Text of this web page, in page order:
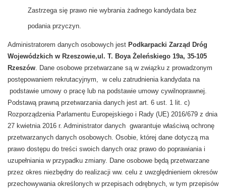
Zastrzega się prawo nie wybrania żadnego kandydata bez
podania przyczyn.
Administratorem danych osobowych jest Podkarpacki Zarząd Dróg
Wojewódzkich w Rzeszowie,ul. T. Boya Żeleńskiego 19a, 35-105
Rzeszów. Dane osobowe przetwarzane są w związku z prowadzonym
postępowaniem rekrutacyjnym, w celu zatrudnienia kandydata na
podstawie umowy o pracę lub na podstawie umowy cywilnoprawnej.
Podstawą prawną przetwarzania danych jest art. 6 ust. 1 lit. c)
Rozporządzenia Parlamentu Europejskiego i Rady (UE) 2016/679 z dnia
27 kwietnia 2016 r. Administrator danych gwarantuje właściwą ochronę
przetwarzanych danych osobowych. Osobie, której dane dotyczą ma
prawo dostępu do treści swoich danych oraz prawo do poprawiania i
uzupełniania w przypadku zmiany. Dane osobowe będą przetwarzane
przez okres niezbędny do realizacji ww. celu z uwzględnieniem okresów
przechowywania określonych w przepisach odrębnych, w tym przepisów